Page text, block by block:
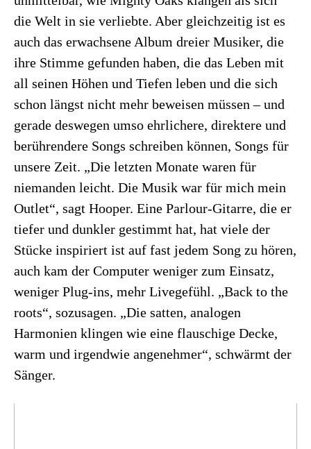
die Welt in sie verliebte. Aber gleichzeitig ist es
auch das erwachsene Album dreier Musiker, die
ihre Stimme gefunden haben, die das Leben mit
all seinen Höhen und Tiefen leben und die sich
schon längst nicht mehr beweisen müssen – und
gerade deswegen umso ehrlichere, direktere und
berührendere Songs schreiben können, Songs für
unsere Zeit. „Die letzten Monate waren für
niemanden leicht. Die Musik war für mich mein
Outlet“, sagt Hooper. Eine Parlour-Gitarre, die er
tiefer und dunkler gestimmt hat, hat viele der
Stücke inspiriert ist auf fast jedem Song zu hören,
auch kam der Computer weniger zum Einsatz,
weniger Plug-ins, mehr Livegefühl. „Back to the
roots“, sozusagen. „Die satten, analogen
Harmonien klingen wie eine flauschige Decke,
warm und irgendwie angenehmer“, schwärmt der
Sänger.